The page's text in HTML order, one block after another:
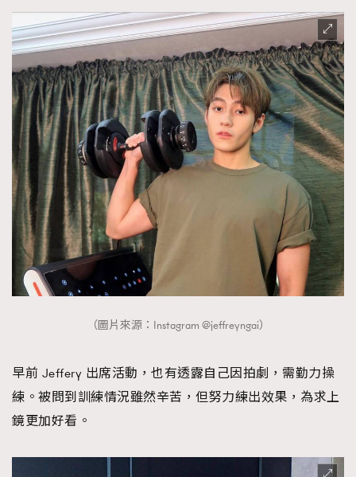
（圖片來源：Instagram @jeffreyngai）
早前 Jeffery 出席活動，也有透露自己因拍劇，需勤力操
練。被問到訓練情況雖然辛苦，但努力練出效果，為求上
鏡更加好看。